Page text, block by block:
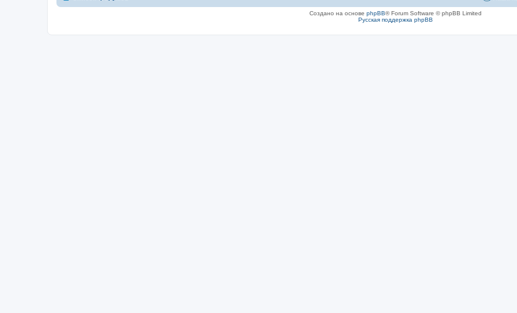
Создано на основе phpBB® Forum Software © phpBB Limited
Русская поддержка phpBB